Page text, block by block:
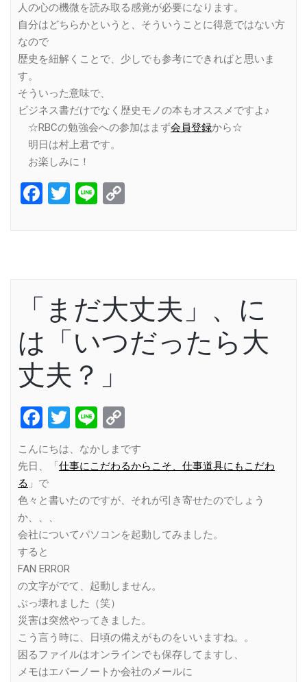
人の心の機微を読み取る感覚が必要になります。
自分はどちらかというと、そういうことに得意ではない方
なので
歴史を紐解くことで、少しでも参考にできればと思いま
す。
そういった意味で、
ビジネス書だけでなく歴史モノの本もオススメですよ♪
☆RBCの勉強会への参加はまず会員登録から☆
明日は村上君です。
お楽しみに！
Facebook
Twitter
Line
「まだ大丈夫」、に
は「いつだったら大
丈夫？」
Facebook
Twitter
Line
Link
こんにちは、なかしまです
先日、「仕事にこだわるからこそ、仕事道具にもこだわ
る 」で
色々と書いたのですが、それが引き寄せたのでしょう
か、、、
会社についてパソコンを起動してみました。
すると
FAN ERROR
の文字がでて、起動しません。
ぶっ壊れました（笑）
災害は突然やってきました。
こう言う時に、日頃の備えがものをいいますね。。
困るファイルはオンラインでも保存してますし、
メモはエバーノートか会社のメールに